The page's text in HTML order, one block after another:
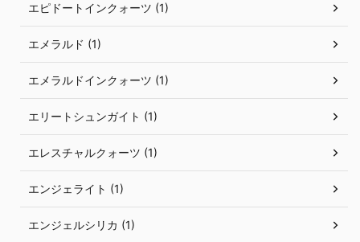
エピドートインクォーツ (1)
エメラルド (1)
エメラルドインクォーツ (1)
エリートシュンガイト (1)
エレスチャルクォーツ (1)
エンジェライト (1)
エンジェルシリカ (1)